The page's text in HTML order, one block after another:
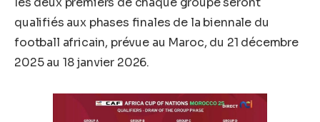
qualifiés aux phases finales de la biennale du
football africain, prévue au Maroc, du 21 décembre
2025 au 18 janvier 2026.